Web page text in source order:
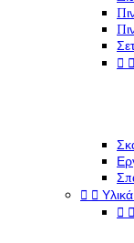
 
 
 